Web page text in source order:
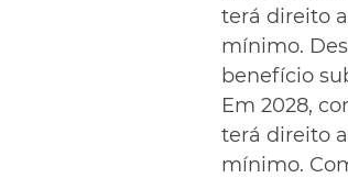
terá direito
mínimo.
benefício
Em 2028,
terá direito
mínimo.